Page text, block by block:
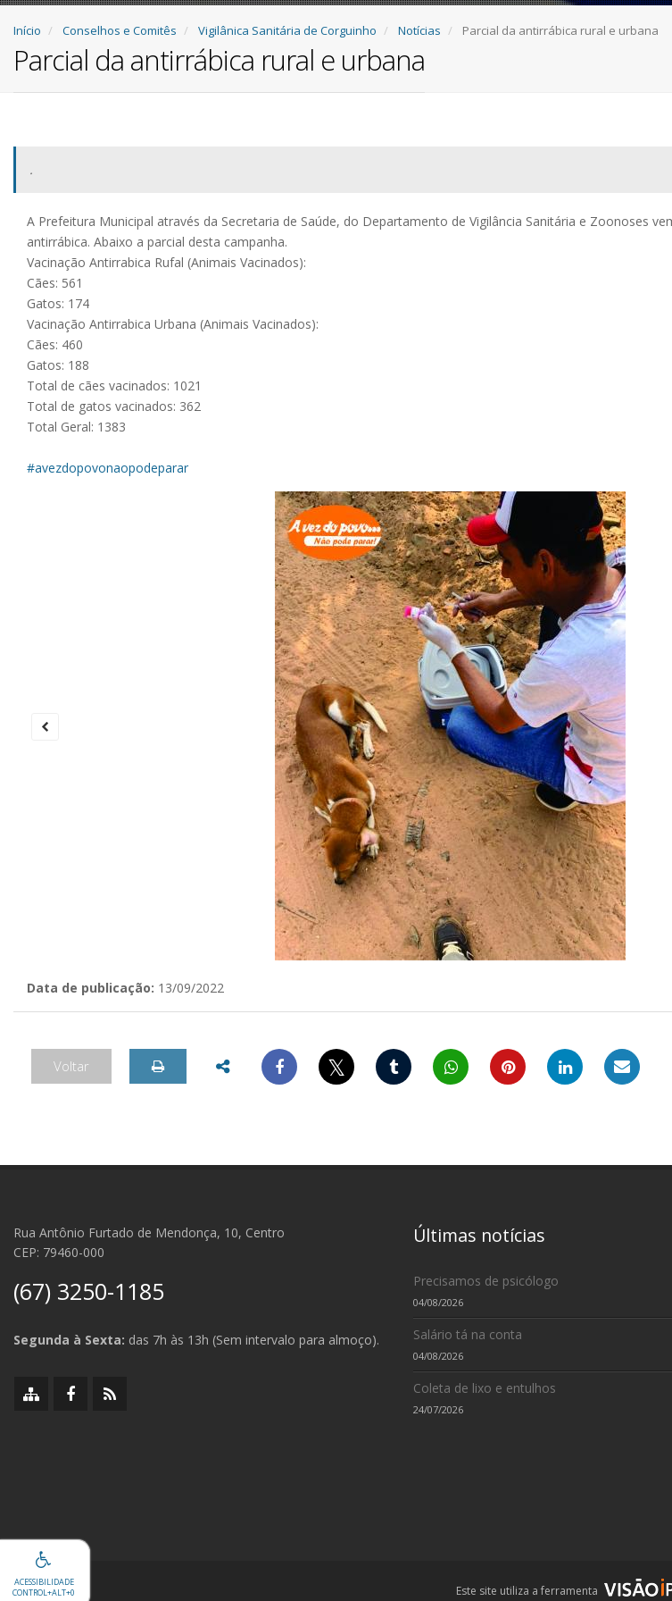
Início Conselhos e Comitês Vigilânica Sanitária de Corguinho Notícias Parcial da antirrábica rural e urbana
Parcial da antirrábica rural e urbana
.
A Prefeitura Municipal através da Secretaria de Saúde, do Departamento de Vigilância Sanitária e Zoonoses
antirrábica. Abaixo a parcial desta campanha.
Vacinação Antirrabica Rufal (Animais Vacinados):
Cães: 561
Gatos: 174
Vacinação Antirrabica Urbana (Animais Vacinados):
Cães: 460
Gatos: 188
Total de cães vacinados: 1021
Total de gatos vacinados: 362
Total Geral: 1383
#avezdopovonaopodeparar
Data de publicação: 13/09/2022
Voltar 𝕏
Rua Antônio Furtado de Mendonça, 10, Centro
CEP: 79460-000
(67) 3250-1185
Segunda à Sexta: das 7h às 13h (Sem intervalo para almoço).
MapaFacebook
RSS
Últimas notícias
Precisamos de psicólogo
04/08/2026
Salário tá na conta
04/08/2026
Coleta de lixo e entulhos
24/07/2026
Este site utiliza a ferramenta
ACESSIBILIDADE
CONTROL+ALT+0